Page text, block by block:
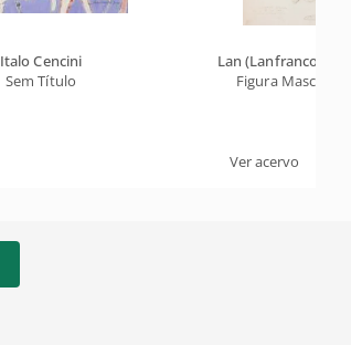
Italo Cencini
Sem Título
Lan (Lanfranco
Figura Masculina
Ver acervo